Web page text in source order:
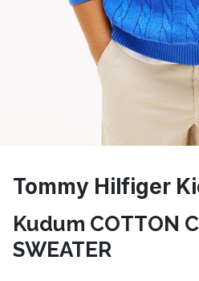
Tommy Hilfiger
Kudum COTTON
SWEATER